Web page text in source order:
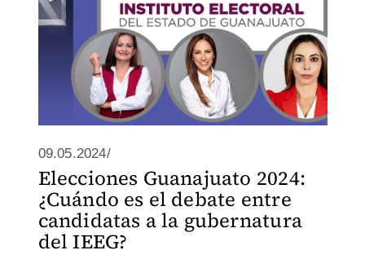
09.05.2024/
Elecciones Guanajuato 2024:
¿Cuándo es el debate entre
candidatas a la gubernatura
del IEEG?